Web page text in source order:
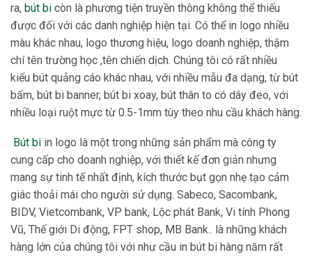
ra, bút bi còn là phương tiện truyền thông không thể thiếu
được đối với các danh nghiệp hiện tại. Có thể in logo nhiều
màu khác nhau, logo thương hiệu, logo doanh nghiệp, thậm
chí tên trường học ,tên chiến dịch. Chúng tôi có rất nhiều
kiểu bút quảng cáo khác nhau, với nhiều mẫu đa dạng, từ bút
bấm, bút bi banner, bút bi xoay, bút thân to có dây đeo, với
nhiều loại ruột mực từ 0.5-1mm tùy theo nhu cầu khách hàng.
Bút bi in logo là một trong những sản phẩm mà công ty
cung cấp cho doanh nghiệp, với thiết kế đơn giản nhưng
mang sự tinh tế nhất định, kích thước bụt gọn nhẹ tạo cảm
giác thoải mái cho người sử dụng. Sabeco, Sacombank,
BIDV, Vietcombank, VP bank, Lộc phát Bank, Vi tính Phong
Vũ, Thế giới Di động, FPT shop, MB Bank.. là những khách
hàng lớn của chúng tôi với như cầu in bút bi hàng năm rất